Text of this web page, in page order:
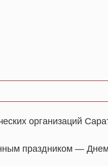
организаций
праздником —